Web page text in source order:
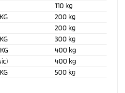
110 kg
200 kg
200 kg
300 kg
400 kg
400 kg
500 kg